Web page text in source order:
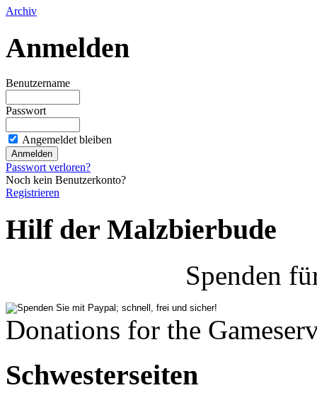
Archiv
Anmelden
Benutzername
Passwort
Angemeldet bleiben
Passwort verloren?
Noch kein Benutzerkonto?
Registrieren
Hilf der Malzbierbude
Spenden
Donations for the
Schwesterseiten